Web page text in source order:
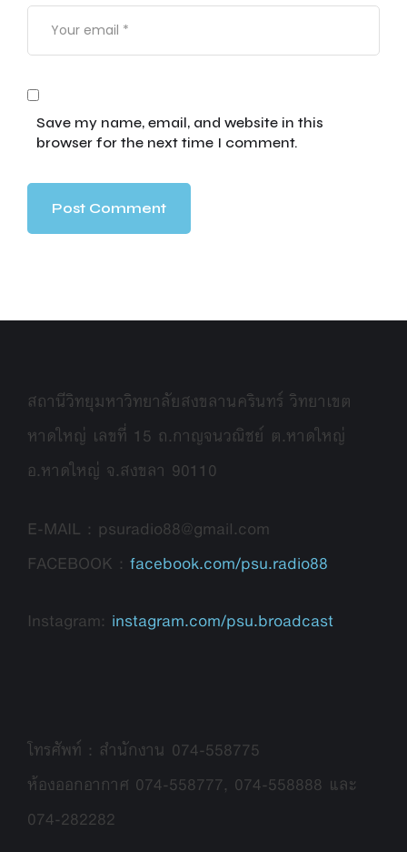
Save my name, email, and website in this
browser for the next time I comment.
สถานีวิทยุมหาวิทยาลัยสงขลานครินทร์ วิทยาเขต
หาดใหญ่ เลขที่ 15 ถ.กาญจนวณิชย์ ต.หาดใหญ่
อ.หาดใหญ่ จ.สงขลา 90110
E-MAIL : psuradio88@gmail.com
FACEBOOK : facebook.com/psu.radio88
Instagram: instagram.com/psu.broadcast
โทรศัพท์ : สำนักงาน 074-558775
ห้องออกอากาศ 074-558777, 074-558888 และ
074-282282